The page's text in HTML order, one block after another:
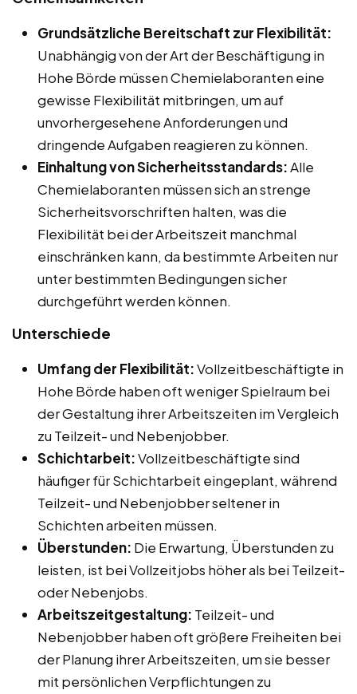
Grundsätzliche Bereitschaft zur Flexibilität:
Unabhängig von der Art der Beschäftigung in
Hohe Börde müssen Chemielaboranten eine
gewisse Flexibilität mitbringen, um auf
unvorhergesehene Anforderungen und
dringende Aufgaben reagieren zu können.
Einhaltung von Sicherheitsstandards:Alle
Chemielaboranten müssen sich an strenge
Sicherheitsvorschriften halten, was die
Flexibilität bei der Arbeitszeit manchmal
einschränken kann, da bestimmte Arbeiten nur
unter bestimmten Bedingungen sicher
durchgeführt werden können.
Unterschiede
Umfang der Flexibilität:Vollzeitbeschäftigte in
Hohe Börde haben oft weniger Spielraum bei
der Gestaltung ihrer Arbeitszeiten im Vergleich
zu Teilzeit- und Nebenjobber.
Schichtarbeit:Vollzeitbeschäftigte sind
häufiger für Schichtarbeit eingeplant, während
Teilzeit- und Nebenjobber seltener in
Schichten arbeiten müssen.
Überstunden: Die Erwartung, Überstunden zu
leisten, ist bei Vollzeitjobs höher als bei Teilzeit-
oder Nebenjobs.
Arbeitszeitgestaltung: Teilzeit- und
Nebenjobber haben oft größere Freiheiten bei
der Planung ihrer Arbeitszeiten, um sie besser
mit persönlichen Verpflichtungen zu